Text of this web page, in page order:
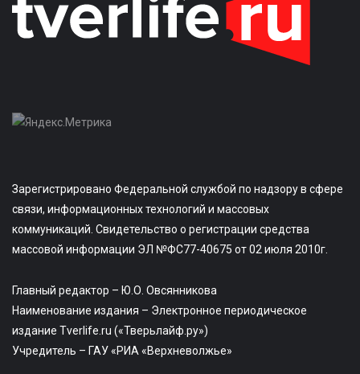
Зарегистрировано Федеральной службой по надзору в сфере
связи, информационных технологий и массовых
коммуникаций. Свидетельство о регистрации средства
массовой информации ЭЛ №ФС77-40675 от 02 июля 2010г.
Главный редактор – Ю.О. Овсянникова
Наименование издания – Электронное периодическое
издание Tverlife.ru («Тверьлайф.ру»)
Учредитель – ГАУ «РИА «Верхневолжье»